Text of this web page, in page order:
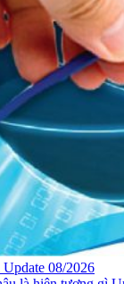
08/2026